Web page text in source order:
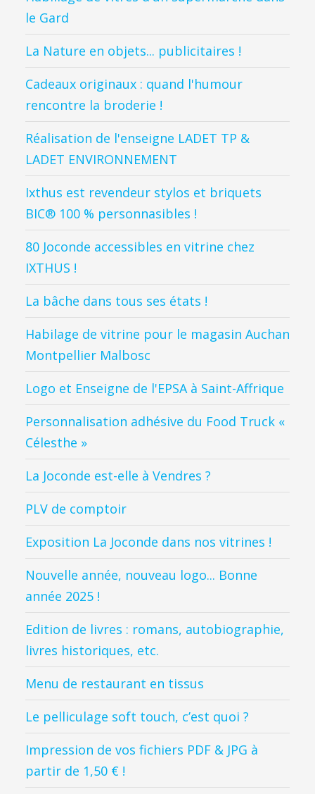
le Gard
La Nature en objets... publicitaires !
Cadeaux originaux : quand l'humour
rencontre la broderie !
Réalisation de l'enseigne LADET TP &
LADET ENVIRONNEMENT
Ixthus est revendeur stylos et briquets
BIC® 100 % personnasibles !
80 Joconde accessibles en vitrine chez
IXTHUS !
La bâche dans tous ses états !
Habilage de vitrine pour le magasin Auchan
Montpellier Malbosc
Logo et Enseigne de l'EPSA à Saint-Affrique
Personnalisation adhésive du Food Truck «
Célesthe »
La Joconde est-elle à Vendres ?
PLV de comptoir
Exposition La Joconde dans nos vitrines !
Nouvelle année, nouveau logo... Bonne
année 2025 !
Edition de livres : romans, autobiographie,
livres historiques, etc.
Menu de restaurant en tissus
Le pelliculage soft touch, c’est quoi ?
Impression de vos fichiers PDF & JPG à
partir de 1,50 € !